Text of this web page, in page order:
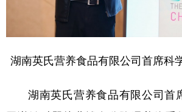
湖南英氏营养食品有限公司首席科
湖南英氏营养食品有限公司首